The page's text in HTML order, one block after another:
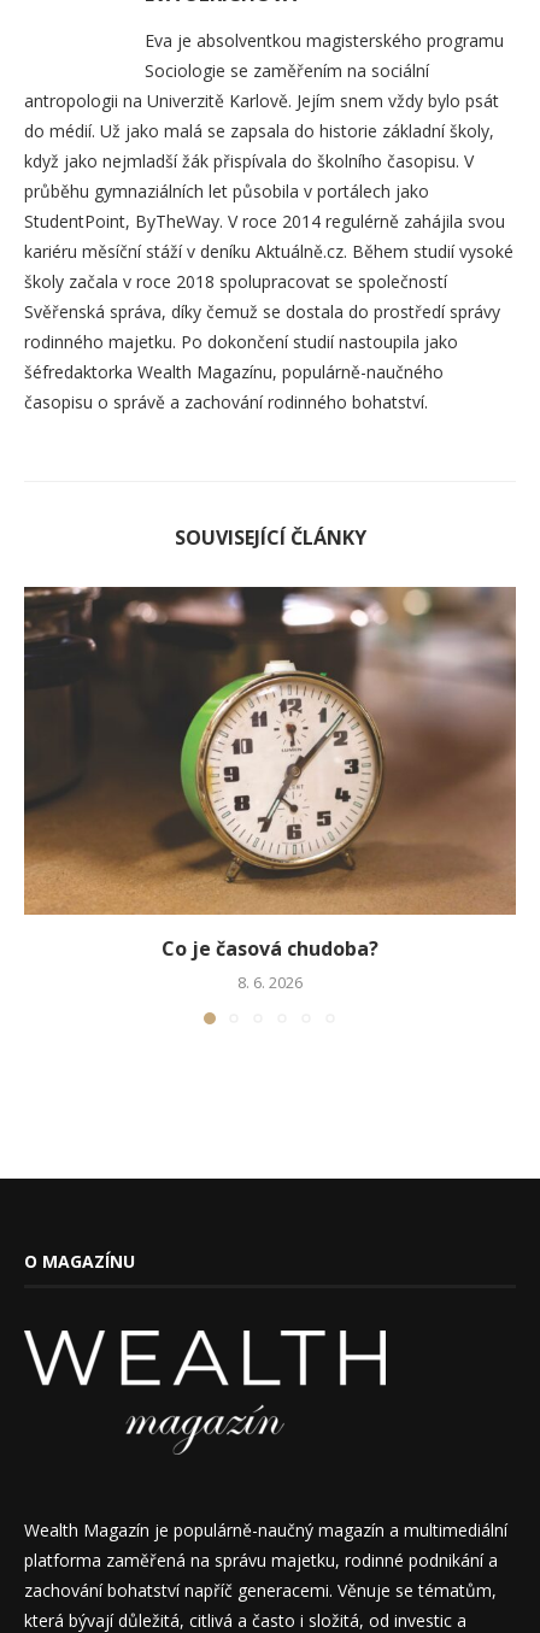
Eva je absolventkou magisterského programu
Sociologie se zaměřením na sociální
antropologii na Univerzitě Karlově. Jejím snem vždy bylo psát
do médií. Už jako malá se zapsala do historie základní školy,
když jako nejmladší žák přispívala do školního časopisu. V
průběhu gymnaziálních let působila v portálech jako
StudentPoint, ByTheWay. V roce 2014 regulérně zahájila svou
kariéru měsíční stáží v deníku Aktuálně.cz. Během studií vysoké
školy začala v roce 2018 spolupracovat se společností
Svěřenská správa, díky čemuž se dostala do prostředí správy
rodinného majetku. Po dokončení studií nastoupila jako
šéfredaktorka Wealth Magazínu, populárně-naučného
časopisu o správě a zachování rodinného bohatství.
SOUVISEJÍCÍ ČLÁNKY
Co je časová chudoba?
8. 6. 2026
O MAGAZÍNU
Wealth Magazín je populárně-naučný magazín a multimediální
platforma zaměřená na správu majetku, rodinné podnikání a
zachování bohatství napříč generacemi. Věnuje se tématům,
která bývají důležitá, citlivá a často i složitá, od investic a